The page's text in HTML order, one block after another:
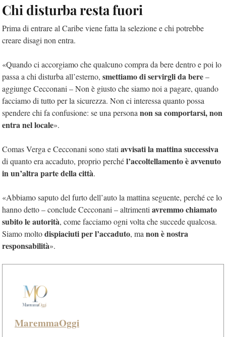
Chi disturba resta fuori
Prima di entrare al Caribe viene fatta la selezione e chi potrebbe
creare disagi non entra.
«Quando ci accorgiamo che qualcuno compra da bere dentro e poi lo
passa a chi disturba all’esterno, smettiamo di servirgli da bere–
aggiunge Cecconani – Non è giusto che siamo noi a pagare, quando
facciamo di tutto per la sicurezza. Non ci interessa quanto possa
spendere chi fa confusione: se una persona non sa comportarsi, non
entra nel locale».
Comas Verga e Cecconani sono stati avvisati la mattina successiva
di quanto era accaduto, proprio perchél’accoltellamento è avvenuto
in un’altra parte della città.
«Abbiamo saputo del furto dell’auto la mattina seguente, perché ce lo
hanno detto – conclude Cecconani – altrimenti avremmo chiamato
subito le autorità, come facciamo ogni volta che succede qualcosa.
Siamo moltodispiaciuti per l’accaduto, ma non è nostra
responsabilità».
MaremmaOggi